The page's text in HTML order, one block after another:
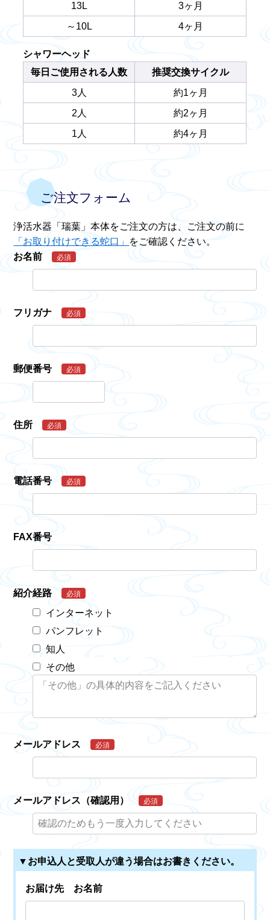
13L
3ヶ月
～10L
4ヶ月
シャワーヘッド
毎日ご使用される人数
推奨交換サイクル
3人
約1ヶ月
2人
約2ヶ月
1人
約4ヶ月
ご注文フォーム
浄活水器「瑞葉」本体をご注文の方は、ご注文の前に
「お取り付けできる蛇口」 をご確認ください。
お名前
必須
フリガナ 必須
郵便番号 必須
住所 必須
電話番号 必須
FAX番号
紹介経路 必須
インターネット
パンフレット
知人
その他
メールアドレス 必須
メールアドレス（確認用） 必須
▼お申込人と受取人が違う場合はお書きください。
お届け先 お名前